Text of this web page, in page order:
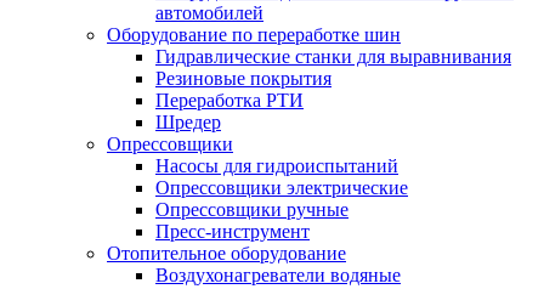
автомобилей
Оборудование по переработке шин
Гидравлические станки для выравнивания
Резиновые покрытия
Переработка РТИ
Шредер
Опрессовщики
Насосы для гидроиспытаний
Опрессовщики электрические
Опрессовщики ручные
Пресс-инструмент
Отопительное оборудование
Воздухонагреватели водяные